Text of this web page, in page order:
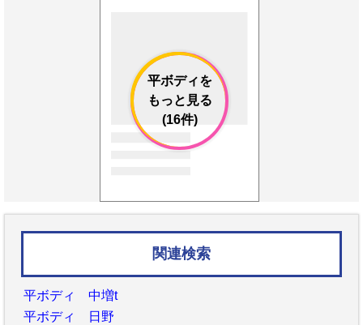
平ボディを
もっと見る
(16件)
関連検索
平ボディ 中増t
平ボディ 日野